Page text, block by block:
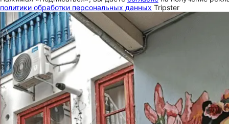
политики обработки персональных данных Tripster